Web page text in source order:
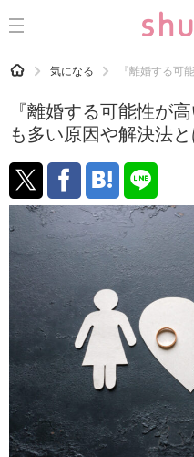
CATEGORY 記事カテゴリ
運気
洗濯
生活の知恵
お金
掃除
マナー
趣味
食材辞典
おすすめ
HOME 気になる 『離婚する可
『離婚する可能性が
も多い原因や解決法と